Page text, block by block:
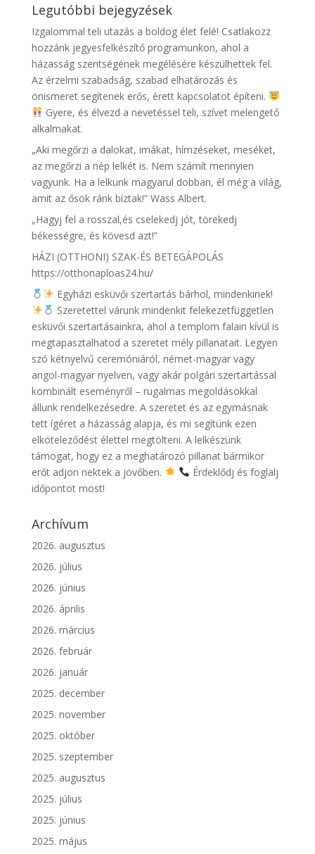
Legutóbbi bejegyzések
Izgalommal teli utazás a boldog élet felé! Csatlakozz
hozzánk jegyesfelkészítő programunkon, ahol a
házasság szentségének megélésére készülhettek fel.
Az érzelmi szabadság, szabad elhatározás és
önismeret segítenek erős, érett kapcsolatot építeni.
Gyere, és élvezd a nevetéssel teli, szívet melengető
alkalmakat.
„Aki megőrzi a dalokat, imákat, hímzéseket, meséket,
az megőrzi a nép lelkét is. Nem számít mennyien
vagyunk. Ha a lelkünk magyarul dobban, él még a világ,
amit az ősök ránk bíztak!” Wass Albert.
„Hagyj fel a rosszal,és cselekedj jót, törekedj
békességre, és kövesd azt!”
HÁZI (OTTHONI) SZAK-ÉS BETEGÁPOLÁS
https://otthonaploas24.hu/
Egyházi esküvői szertartás bárhol, mindenkinek!
Szeretettel várunk mindenkit felekezetfüggetlen
esküvői szertartásainkra, ahol a templom falain kívül is
megtapasztalhatod a szeretet mély pillanatait. Legyen
szó kétnyelvű ceremóniáról, német-magyar vagy
angol-magyar nyelven, vagy akár polgári szertartással
kombinált eseményről – rugalmas megoldásokkal
állunk rendelkezésedre. A szeretet és az egymásnak
tett ígéret a házasság alapja, és mi segítünk ezen
elköteleződést élettel megtölteni. A lelkészünk
támogat, hogy ez a meghatározó pillanat bármikor
erőt adjon nektek a jövőben.
Érdeklődj és foglalj
időpontot most!
Archívum
2026. augusztus
2026. július
2026. június
2026. április
2026. március
2026. február
2026. január
2025. december
2025. november
2025. október
2025. szeptember
2025. augusztus
2025. július
2025. június
2025. május